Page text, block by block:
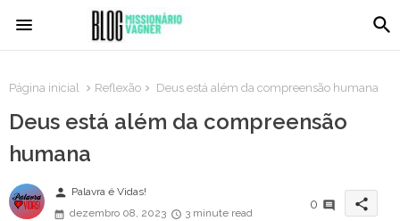
Página inicial Reflexão Deus está além da compreensão humana
Deus está além da compreensão
humana
person Palavra é Vidas!
dezembro 08, 2023
3 minute read
0 share